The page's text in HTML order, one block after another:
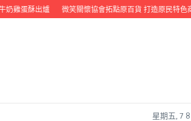
雞蛋酥出爐 微笑關懷協會拓點原百貨 打造原民特色商
星期五, 7